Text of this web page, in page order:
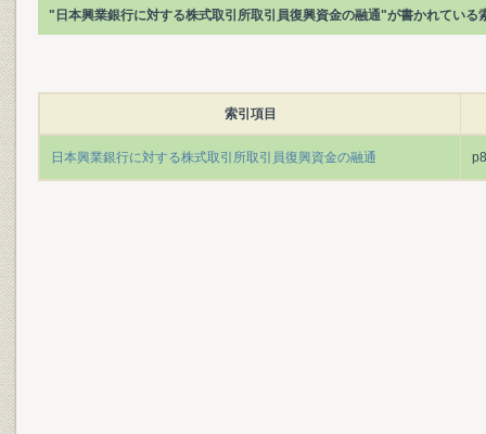
"日本興業銀行に対する株式取引所取引員復興資金の融通"が書かれている
索引項目
日本興業銀行に対する株式取引所取引員復興資金の融通